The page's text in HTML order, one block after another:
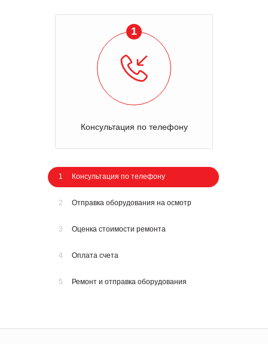
1
Консультация по телефону
1 Консультация по телефону
2 Отправка оборудования на осмотр
3 Оценка стоимости ремонта
4 Оплата счета
5 Ремонт и отправка оборудования